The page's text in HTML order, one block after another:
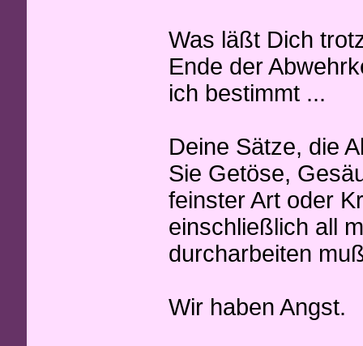
Was läßt Dich
Ende der
ich bestimmt ...
Deine Sätze, die
Sie Getöse,
feinster Art oder
einschließlich all
durcharbeiten
Wir haben Angst.